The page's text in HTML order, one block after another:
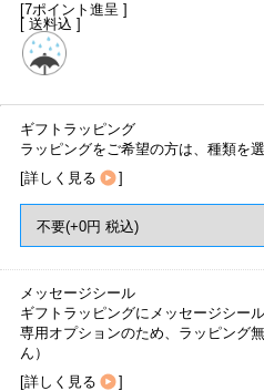
[7ポイント進呈 ]
[ 送料込 ]
ギフトラッピング
ラッピングをご希望の方は、種類を
[詳しく見る ]
メッセージシール
ギフトラッピングにメッセージシー
専用オプションのため、ラッピング
ん）
[詳しく見る ]